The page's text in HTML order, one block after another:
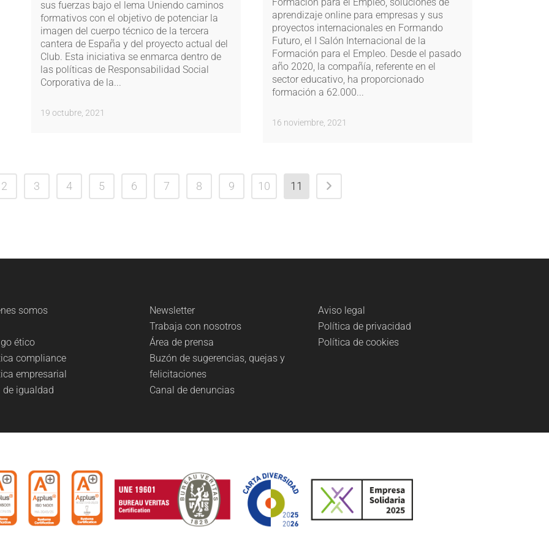
Formación para el Empleo, soluciones de
aprendizaje online para empresas y sus
proyectos internacionales en Formando
Futuro, el I Salón Internacional de la
Formación para el Empleo. Desde el pasado
año 2020, la compañía, referente en el
sector educativo, ha proporcionado
formación a 62.000...
16 noviembre, 2021
sus fuerzas bajo el lema Uniendo caminos
formativos con el objetivo de potenciar la
imagen del cuerpo técnico de la tercera
cantera de España y del proyecto actual del
Club. Esta iniciativa se enmarca dentro de
las políticas de Responsabilidad Social
Corporativa de la...
19 octubre, 2021
2 3 4 5 6 7 8 9 10 11
somos
ético
compliance
empresarial
de igualdad
Newsletter
Trabaja con nosotros
Área de prensa
Buzón de sugerencias, quejas y
felicitaciones
Canal de denuncias
Aviso legal
Política de privacidad
Política de cookies